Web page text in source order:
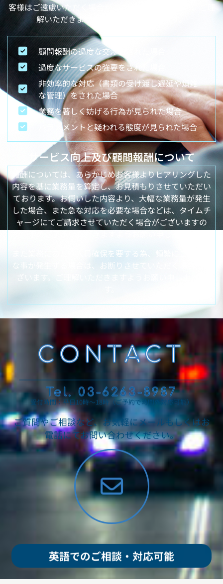
客様はご遠慮いただく場合がございますので、予め、ご理
解いただきますようお願い申し上げます。
顧問報酬の過度な交渉をされた場合
過度なサービスの強要をされた場合
非効率的な対応（書類の受け渡し遅延や煩雑
な管理）をされた場合
業務を著しく妨げる行為が見られた場合
ハラスメントと疑われる態度が見られた場合
サービス向上及び顧問報酬について
報酬については、あらかじめお客様よりヒアリングした
内容を基に業務量を算定し、お見積もりさせていただい
ております。お伺いした内容より、大幅な業務量が発生
した場合、また急な対応を必要な場合などは、タイムチ
ャージにてご請求させていただく場合がございますの
で、予めご了承いただきますようお願い申し上げます。
また業務にあたり人員確保を要する為、頻繁にこのよう
な事が発生する場合は、お断りさせていただく場合もご
ざいます。ご理解いただきますようお願い申し上げま
CONTACT
Tel. 03-6263-8987
受付時間：平日10時～18時（ご予約で時間外対応可能）
ご質問やご相談など、お気軽にメールもしくはお
電話にてお問い合わせください。
英語でのご相談・対応可能